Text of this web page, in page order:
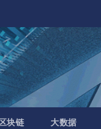
块链 大数据